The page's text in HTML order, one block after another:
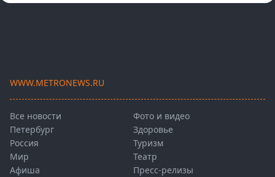
WWW.METRONEWS.RU
Все новости
Петербург
Россия
Мир
Афиша
Фото и видео
Здоровье
Туризм
Театр
Пресс-релизы